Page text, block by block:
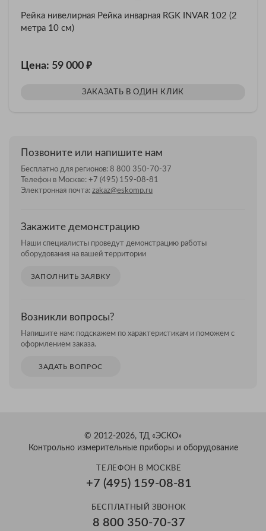
Здравствуйте! Готов помочь
вам. Напишите мне, если у
Рейка нивелирная Рейка инварная RGK INVAR 102 (2
метра 10 см)
Цена: 59 000 ₽
ЗАКАЗАТЬ В ОДИН КЛИК
Позвоните или напишите нам
Бесплатно для регионов: 8 800 350-70-37
Телефон в Москве: +7 (495) 159-08-81
Электронная почта: zakaz@eskomp.ru
Закажите демонстрацию
Наши специалисты проведут демонстрацию работы
оборудования на вашей территории
ЗАПОЛНИТЬ ЗАЯВКУ
Возникли вопросы?
Напишите нам: подскажем по характеристикам и поможем с
оформлением заказа.
ЗАДАТЬ ВОПРОС
© 2012-2026, ТД «ЭСКО»
Контрольно измерительные приборы и оборудование
ТЕЛЕФОН В МОСКВЕ
+7 (495) 159-08-81
БЕСПЛАТНЫЙ ЗВОНОК
8 800 350-70-37